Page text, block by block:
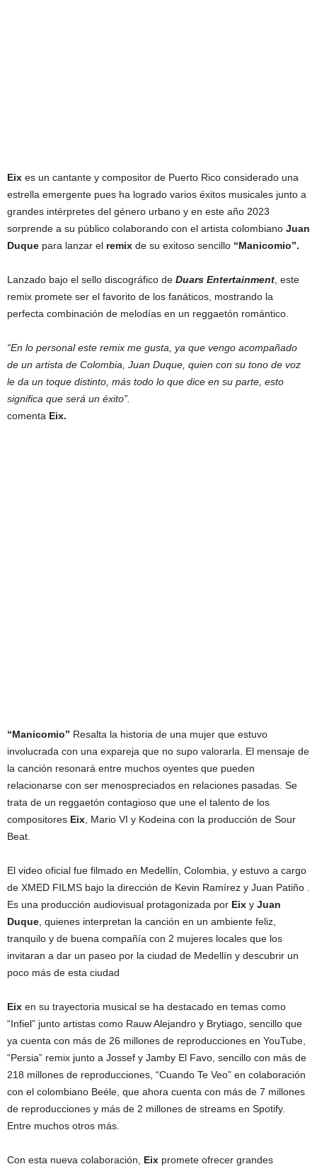
Eix es un cantante y compositor de Puerto Rico considerado una
estrella emergente pues ha logrado varios éxitos musicales junto a
grandes intérpretes del género urbano y en este año 2023
sorprende a su público colaborando con el artista colombiano Juan
Duque para lanzar el remix de su exitoso sencillo “Manicomio”.
Lanzado bajo el sello discográfico de Duars Entertainment , este
remix promete ser el favorito de los fanáticos, mostrando la
perfecta combinación de melodías en un reggaetón romántico.
“En lo personal este remix me gusta, ya que vengo acompañado
de un artista de Colombia, Juan Duque, quien con su tono de voz
le da un toque distinto, más todo lo que dice en su parte, esto
significa que será un éxito”.
comenta Eix.
“Manicomio” Resalta la historia de una mujer que estuvo
involucrada con una expareja que no supo valorarla. El mensaje de
la canción resonará entre muchos oyentes que pueden
relacionarse con ser menospreciados en relaciones pasadas. Se
trata de un reggaetón contagioso que une el talento de los
compositores Eix , Mario VI y Kodeina con la producción de Sour
Beat.
El video oficial fue filmado en Medellín, Colombia, y estuvo a cargo
de XMED FILMS bajo la dirección de Kevin Ramírez y Juan Patiño .
Es una producción audiovisual protagonizada por Eix y Juan
Duque , quienes interpretan la canción en un ambiente feliz,
tranquilo y de buena compañía con 2 mujeres locales que los
invitaran a dar un paseo por la ciudad de Medellín y descubrir un
poco más de esta ciudad
Eix en su trayectoria musical se ha destacado en temas como
“Infiel” junto artistas como Rauw Alejandro y Brytiago, sencillo que
ya cuenta con más de 26 millones de reproducciones en YouTube,
“Persia” remix junto a Jossef y Jamby El Favo, sencillo con más de
218 millones de reproducciones, “Cuando Te Veo” en colaboración
con el colombiano Beéle, que ahora cuenta con más de 7 millones
de reproducciones y más de 2 millones de streams en Spotify.
Entre muchos otros más.
Con esta nueva colaboración, Eix promete ofrecer grandes